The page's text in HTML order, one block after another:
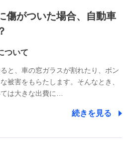
得した個人情報
社と取引のあるもしくは委託を受
社の保険その他に関する情報を提
勧奨するため
等の実施のため
管理等付帯業務を行うため
情報
傷がついた場合、自動車
ついて
と、車の窓ガラスが割れたり、ボン
被害をもらたします。そんなとき、
は大きな出費に…
続きを見る